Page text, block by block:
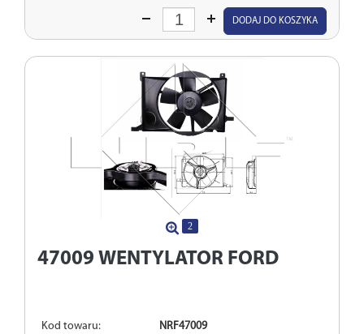
Wprowadź
DODAJ DO KOSZYKA
2
47009 WENTYLATOR FORD
Kod towaru: NRF47009